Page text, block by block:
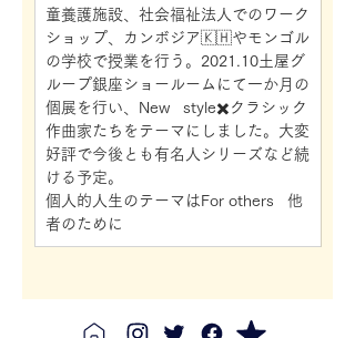
童養護施設、社会福祉法人でのワーク
ショップ、カンボジア🇰🇭やモンゴル
の学校で授業を行う。2021.10土屋グ
ループ銀座ショールームにて一か月の
個展を行い、New   style✖️クラシック
作曲家たちをテーマにしました。大変
好評で今後とも有名人シリーズなど続
ける予定。
個人的人生のテーマはFor others   他
者のために